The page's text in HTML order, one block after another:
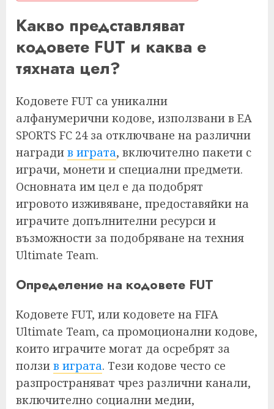
Какво представляват
кодовете FUT и каква е
тяхната цел?
Кодовете FUT са уникални
алфанумерични кодове, използвани в EA
SPORTS FC 24 за отключване на различни
награди в играта, включително пакети с
играчи, монети и специални предмети.
Основната им цел е да подобрят
игровото изживяване, предоставяйки на
играчите допълнителни ресурси и
възможности за подобряване на техния
Ultimate Team.
Определение на кодовете FUT
Кодовете FUT, или кодовете на FIFA
Ultimate Team, са промоционални кодове,
които играчите могат да осребрят за
ползи в играта. Тези кодове често се
разпространяват чрез различни канали,
включително социални медии,